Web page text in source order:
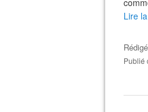
Lire